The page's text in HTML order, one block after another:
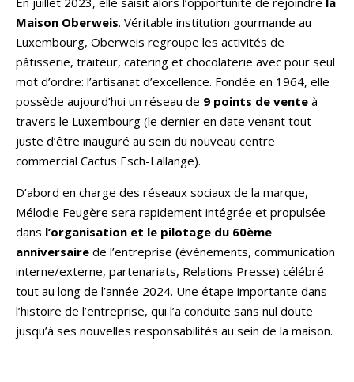
Maison Oberweis. Véritable institution gourmande au
Luxembourg, Oberweis regroupe les activités de
pâtisserie, traiteur, catering et chocolaterie avec pour seul
mot d’ordre: l’artisanat d’excellence. Fondée en 1964, elle
possède aujourd’hui un réseau de 9 points de vente à
travers le Luxembourg (le dernier en date venant tout
juste d’être inauguré au sein du nouveau centre
commercial Cactus Esch-Lallange).
D’abord en charge des réseaux sociaux de la marque,
Mélodie Feugère sera rapidement intégrée et propulsée
dans l’organisation et le pilotage du 60ème
anniversaire de l’entreprise (événements, communication
interne/externe, partenariats, Relations Presse) célébré
tout au long de l’année 2024. Une étape importante dans
l’histoire de l’entreprise, qui l’a conduite sans nul doute
jusqu’à ses nouvelles responsabilités au sein de la maison.